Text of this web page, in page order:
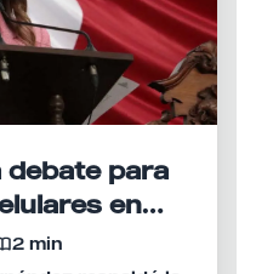
debate para
en
2 min